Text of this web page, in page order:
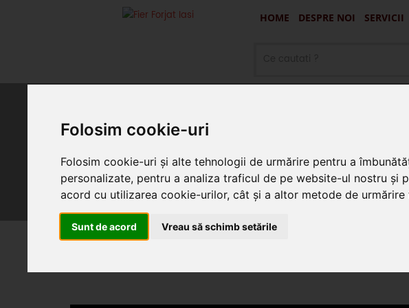
Folosim cookie-uri
Folosim cookie-uri și alte tehnologii de urmărire pentru a
personalizate, pentru a analiza traficul de pe website-ul nostru
acord cu utilizarea cookie-urilor, cât și a altor metode de urmărire
Sunt de acord Vreau să schimb setările
HOME DESPRE NOI SERVICII
Oferte promotionale si produse din fier